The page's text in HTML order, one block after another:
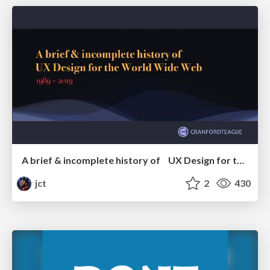
A brief & incomplete history of UX Design for the World Wide Web: 1989–2019
jct
2 430